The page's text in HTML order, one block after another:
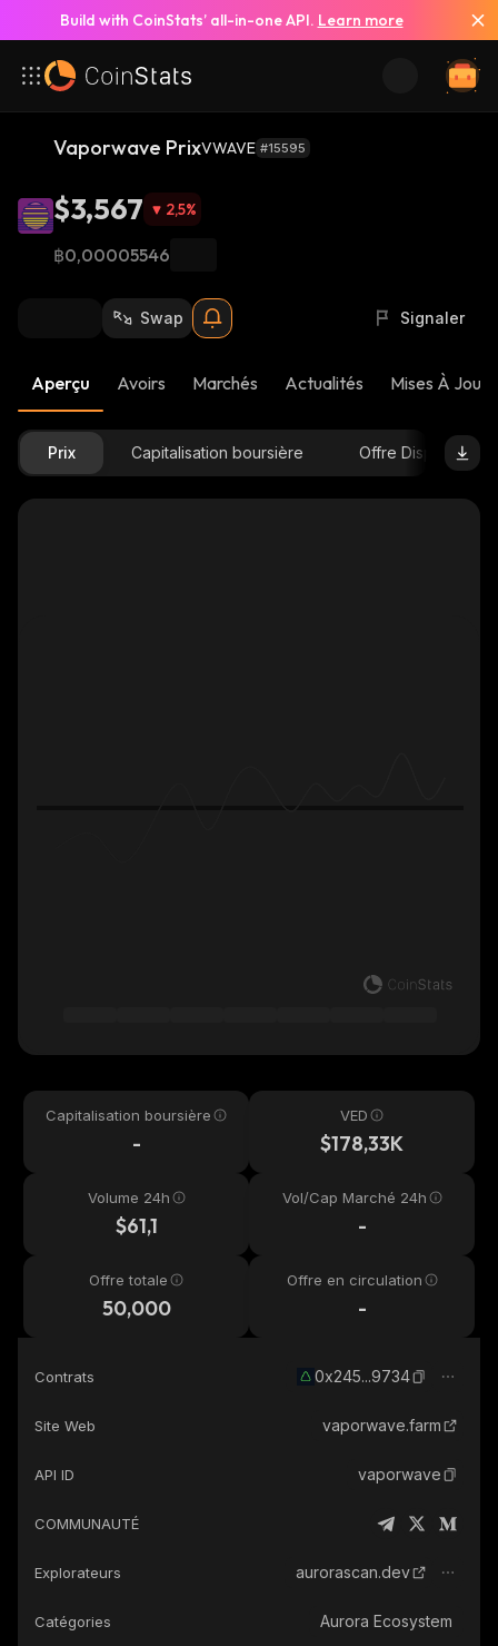
Build with CoinStats’ all-in-one API. Learn more
Vaporwave PrixVWAVE #15595
$3,567 2,5%
฿0,00005546
Swap Signaler
Aperçu Avoirs Marchés Actualités Mises À Jour
Prix Capitalisation boursière Offre Disponible
Capitalisation boursière
-
VED
$178,33K
Volume 24h
$61,1
Vol/Cap Marché 24h
-
Offre totale
50,000
Offre en circulation
-
Contrats 0x245...9734
Site Web vaporwave.farm
API ID vaporwave
COMMUNAUTÉ
Explorateurs aurorascan.dev
Catégories Aurora Ecosystem